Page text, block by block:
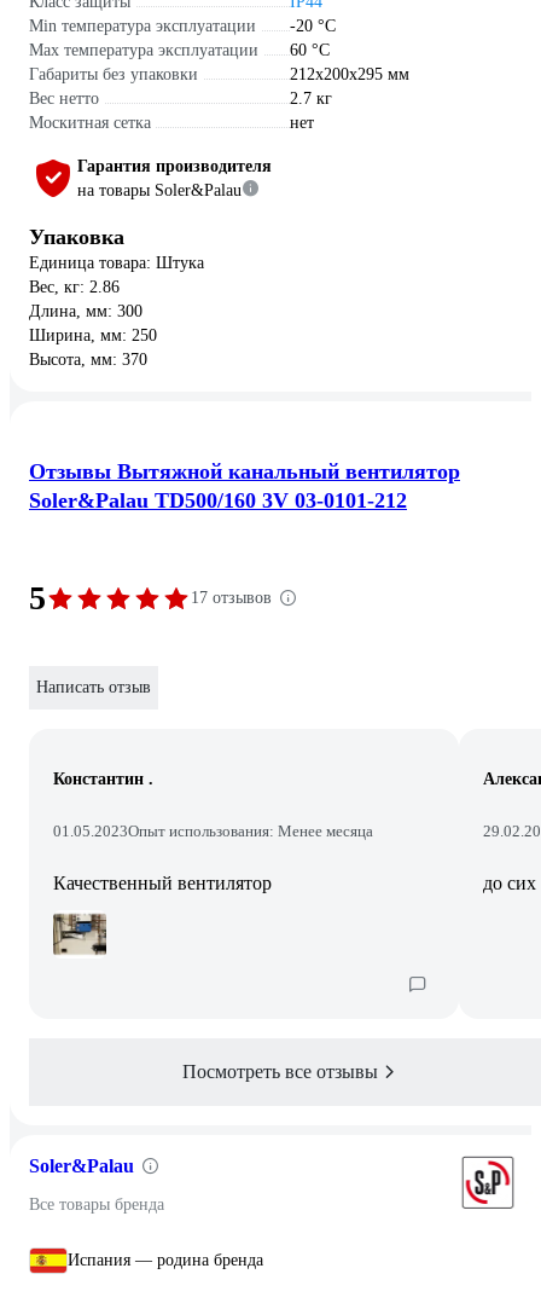
Min температура эксплуатации
-20 °С
Max температура эксплуатации
60 °С
Габариты без упаковки
212х200х295 мм
Вес нетто
2.7 кг
Москитная сетка
нет
Гарантия производителя
на товары Soler&Palau
Упаковка
Единица товара: Штука
Вес, кг: 2.86
Длина, мм: 300
Ширина, мм: 250
Высота, мм: 370
Отзывы Вытяжной канальный вентилятор
Soler&Palau TD500/160 3V 03-0101-212
5 17 отзывов
Написать отзыв
Константин .
01.05.2023Опыт использования: Менее месяца
Качественный вентилятор до
Посмотреть все отзывы
Soler&Palau
Все товары бренда
Испания — родина бренда